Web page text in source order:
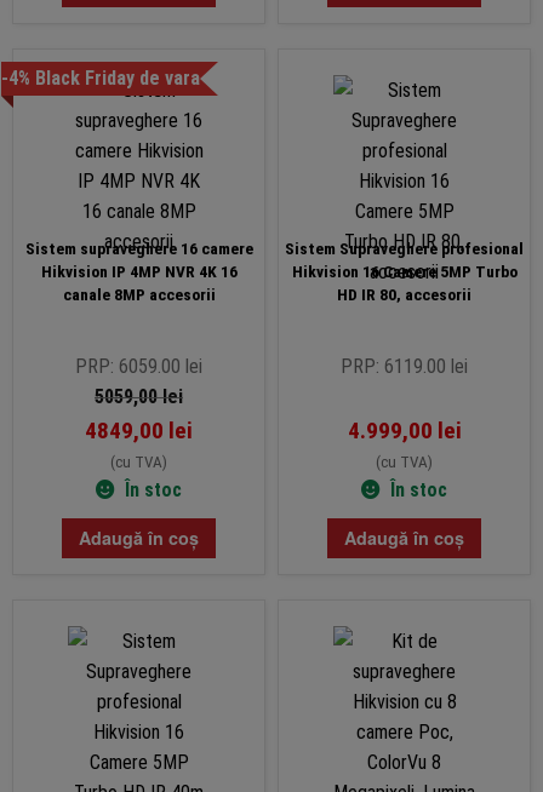
-4% Black Friday de vara
Sistem supraveghere 16 camere
Hikvision IP 4MP NVR 4K 16
canale 8MP accesorii
PRP: 6059.00 lei
5059,00lei
4849,00 lei
(cu TVA)
În stoc
Adaugă în coș
Sistem Supraveghere profesional
Hikvision 16 Camere 5MP Turbo
HD IR 80, accesorii
PRP: 6119.00 lei
4.999,00 lei
(cu TVA)
În stoc
Adaugă în coș